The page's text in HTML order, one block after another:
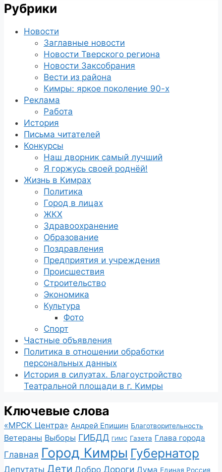
Рубрики
Новости
Заглавные новости
Новости Тверского региона
Новости Заксобрания
Вести из района
Кимры: яркое поколение 90-х
Реклама
Работа
История
Письма читателей
Конкурсы
Наш дворник самый лучший
Я горжусь своей роднёй!
Жизнь в Кимрах
Политика
Город в лицах
ЖКХ
Здравоохранение
Образование
Поздравления
Предприятия и учреждения
Происшествия
Строительство
Экономика
Культура
Фото
Спорт
Частные объявления
Политика в отношении обработки
персональных данных
История в силуэтах. Благоустройство
Театральной площади в г. Кимры
Ключевые слова
«МРСК Центра» Андрей Епишин Благотворительность
Ветераны Выборы ГИБДД ГИМС Газета Глава города
Главная Город Кимры Губернатор
Депутаты Дети Добро Дороги Дума Единая Россия